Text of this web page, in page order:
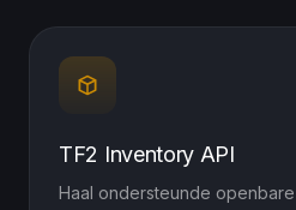
TF2 Inventory API
Haal ondersteunde